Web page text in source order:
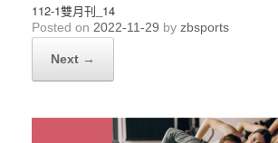
112-1雙月刊_14
Posted on 2022-11-29 by zbsports
Next →